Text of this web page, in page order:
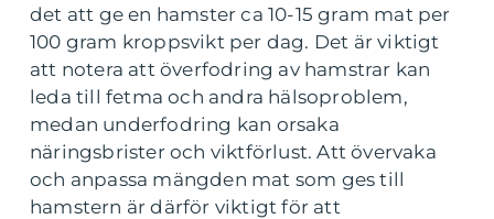
det att ge en hamster ca 10-15 gram mat per
100 gram kroppsvikt per dag. Det är viktigt
att notera att överfodring av hamstrar kan
leda till fetma och andra hälsoproblem,
medan underfodring kan orsaka
näringsbrister och viktförlust. Att övervaka
och anpassa mängden mat som ges till
hamstern är därför viktigt för att